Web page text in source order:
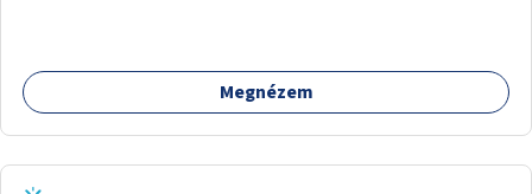
népszerű, ingyenes sportolási lehetőség válna elérhetővé a
sziget északi felén, ahol jelenleg egyetlen asztal sem
Megnézem